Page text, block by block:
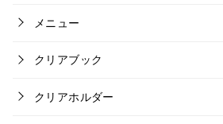
メニュー
クリアブック
クリアホルダー